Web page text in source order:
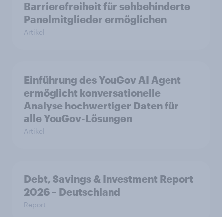
Barrierefreiheit für sehbehinderte
Panelmitglieder ermöglichen
Artikel
Einführung des YouGov AI Agent
ermöglicht konversationelle
Analyse hochwertiger Daten für
alle YouGov-Lösungen
Artikel
Debt, Savings & Investment Report
2026 – Deutschland
Report